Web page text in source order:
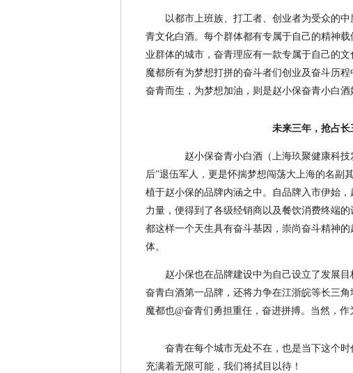
以都市上班族、打工者、创业者为受众的
青文化白酒。每个群体都有专属于自己的精神
业群体的城市，奋青理应有一款专属于自己的
魔都所有为梦想打拼的奋斗者们创业及奋斗历
奋青而生，为梦想加油，则是赵小保奋青小白酒
未来三年，抢占
赵小保奋青小白酒（上海玖聚健康科技
后”退伍军人，更是怀揣梦想闯荡大上海的名副
植于赵小保的品牌内涵之中。自品牌入市伊始
力量，便得到了各级经销商以及餐饮消费终端
都这样一个天生具有奋斗基因，崇尚奋斗精神
体。
赵小保也在品牌建设中为自己设立了发展
奋青白酒第一品牌，还将力争在江浙皖等长三
魔都也@奋青们勇担重任，奋进拼搏。当然，作
奋青在每个城市无处不在，也是当下这个
充满着无限可能，我们将拭目以待！